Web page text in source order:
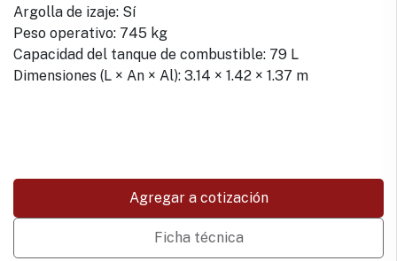
Argolla de izaje: Sí
Peso operativo: 745 kg
Capacidad del tanque de combustible: 79 L
Dimensiones (L × An × Al): 3.14 × 1.42 × 1.37 m
Agregar a cotización
Ficha técnica